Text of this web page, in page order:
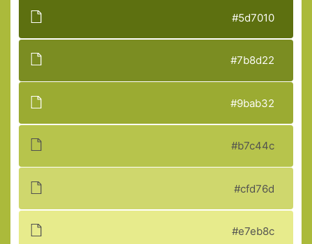
#5d7010
#7b8d22
#9bab32
#b7c44c
#cfd76d
#e7eb8c